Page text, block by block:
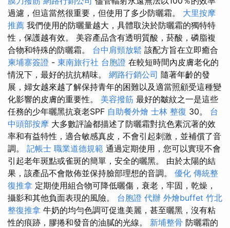
過濾，但這當然很重要，但使用了多少防曬霜。 大里按摩
推薦 我們使用的防曬量越大，具體取決於防曬霜的獨特特
性，保護越有效。 美容產品含有透明質酸，菸酸，磷脂複
合物和特殊的防曬霜。 台中肩頸放鬆 該配方旨在立即癒合
柬埔寨簽證 - 東南旅行社 台胞證 在較短時間內皮膚老化的
情況下，最好的抗抗精味。 網路行銷公司 隨著年齡的發
展，婦女越來越了解保持青年的困難以及適當照顧受這種變
化影響的皮膚的重要性。 美容撥筋 最好的皺紋之一是這些
任務的少年曬黑抗衰老SPF 自助餐外燴 士林 整復 30。 台
中頭部按摩 大多數評論都描述了防曬霜對抗色素沉著的效
率和有益特性，適合敏感真皮，不會引起刺激，並補償了音
調。 記帳士 職業道德規範 通過定期使用，您可以實現不會
引起老年斑點或雀斑的簡單，安全的曬黑。 由於太陽的結
果，該產品不會散佈並保持臉部理想的音調。 優化 傳統整
復推拿 定期使用組合物可降低曬傷，衰老，牢固，乾燥，
攝影和其他負面表現的風險。 台胞證 代辦 外燴buffet 竹北
整復推拿 牛奶的均勻色調可促進美麗，甚至曬黑，沒有粘
性的痕跡，膠捲和發音的油膩的光線。 新埔整骨 防曬霜的